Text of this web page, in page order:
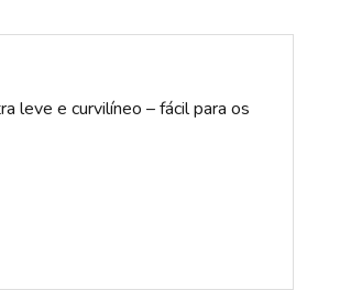
leve e curvilíneo – fácil para os